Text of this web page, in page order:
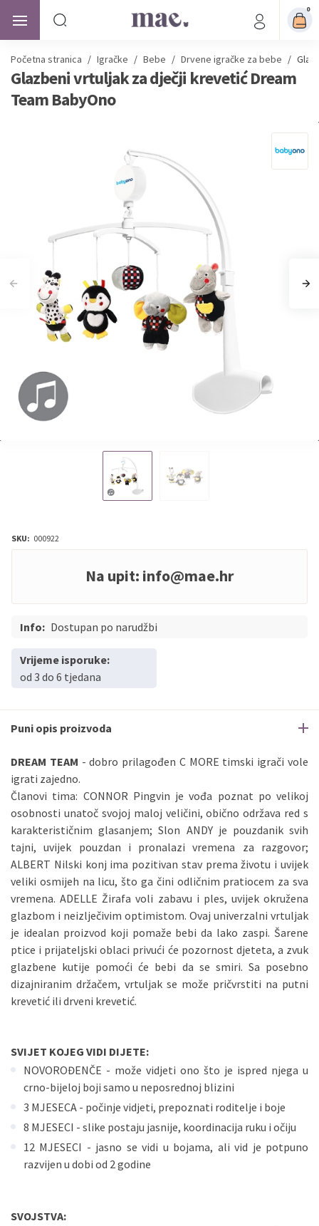
0
Početna stranica / Igračke / Bebe / Drvene igračke za bebe /
Glazbeni vrtuljak za dječji krevetić Dream
Team BabyOno
SKU: 000922
Na upit: info@mae.hr
Info: Dostupan po narudžbi
Vrijeme isporuke:
od 3 do 6 tjedana
Puni opis proizvoda
DREAM TEAM - dobro prilagođen C MORE timski igrači vole
igrati zajedno.
Članovi tima: CONNOR Pingvin je vođa poznat po velikoj
osobnosti unatoč svojoj maloj veličini, obično održava red s
karakterističnim glasanjem; Slon ANDY je pouzdanik svih
tajni, uvijek pouzdan i pronalazi vremena za razgovor;
ALBERT Nilski konj ima pozitivan stav prema životu i uvijek
veliki osmijeh na licu, što ga čini odličnim pratiocem za sva
vremena. ADELLE Žirafa voli zabavu i ples, uvijek okružena
glazbom i neizlječivim optimistom. Ovaj univerzalni vrtuljak
je idealan proizvod koji pomaže bebi da lako zaspi. Šarene
ptice i prijateljski oblaci privući će pozornost djeteta, a zvuk
glazbene kutije pomoći će bebi da se smiri. Sa posebno
dizajniranim držačem, vrtuljak se može pričvrstiti na putni
krevetić ili drveni krevetić.
SVIJET KOJEG VIDI DIJETE:
NOVOROĐENČE - može vidjeti ono što je ispred njega u
crno-bijeloj boji samo u neposrednoj blizini
3 MJESECA - počinje vidjeti, prepoznati roditelje i boje
8 MJESECI - slike postaju jasnije, koordinacija ruku i očiju
12 MJESECI - jasno se vidi u bojama, ali vid je potpuno
razvijen u dobi od 2 godine
SVOJSTVA: